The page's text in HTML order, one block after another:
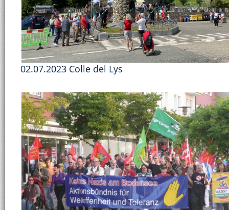
02.07.2023 Colle del Lys